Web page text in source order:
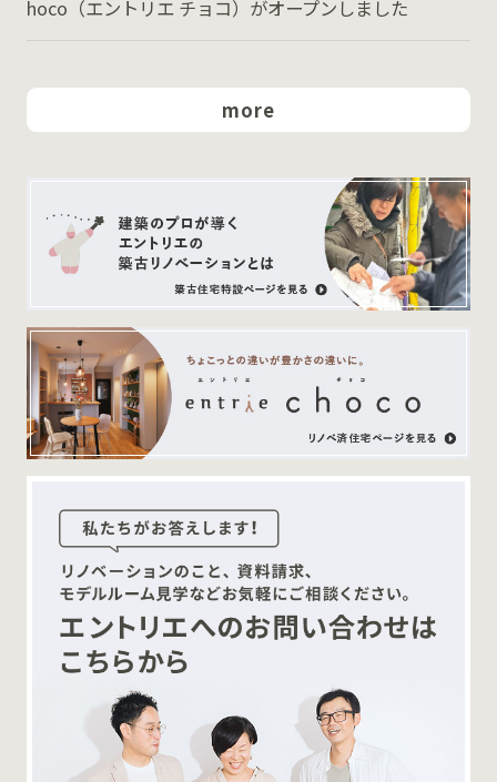
hoco（エントリエ チョコ）がオープンしました
more